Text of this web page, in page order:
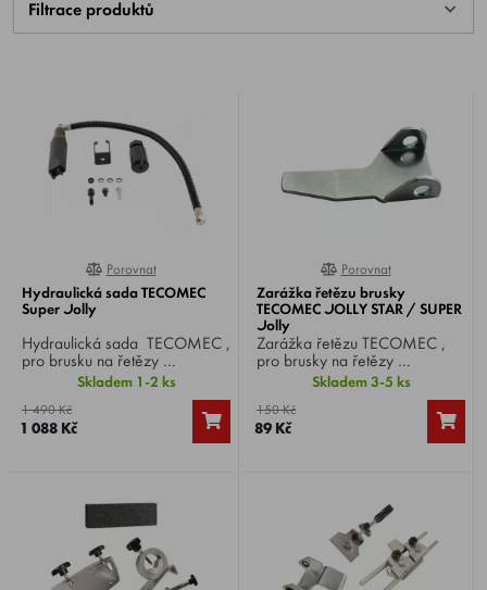
Filtrace produktů
0%
Porovnat
Hydraulická sada TECOMEC
Super Jolly
Hydraulická sada TECOMEC ,
pro brusku na řetězy
TECOMEC Super Jolly .
Skladem 1-2 ks
1 490 Kč
1 088 Kč
0%
Porovnat
Zarážka řetězu brusky
TECOMEC JOLLY STAR / SUPER
Jolly
Zarážka řetězu TECOMEC ,
pro brusky na řetězy
TECOMEC JOLLY STAR a
SUPER Jolly .
Skladem 3-5 ks
150 Kč
89 Kč